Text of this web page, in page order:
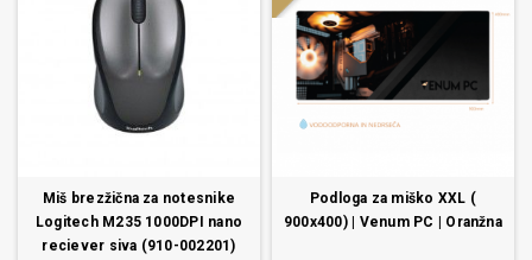
Miš brezžična za notesnike
Logitech M235 1000DPI nano
reciever siva (910-002201)
Podloga za miško XXL (
900x400) | Venum PC | Oranžna